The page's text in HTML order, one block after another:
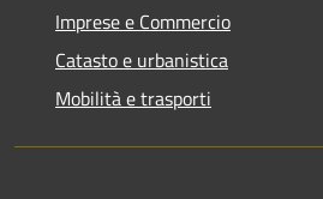
Imprese e Commercio
Catasto e urbanistica
Mobilità e trasporti